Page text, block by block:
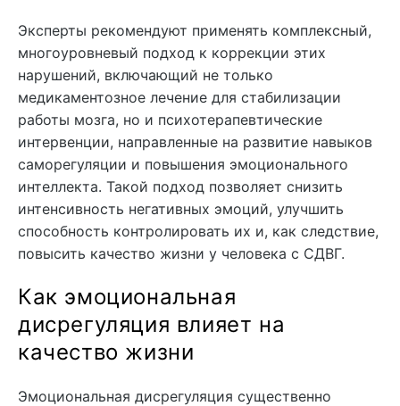
Эксперты рекомендуют применять комплексный,
многоуровневый подход к коррекции этих
нарушений, включающий не только
медикаментозное лечение для стабилизации
работы мозга, но и психотерапевтические
интервенции, направленные на развитие навыков
саморегуляции и повышения эмоционального
интеллекта. Такой подход позволяет снизить
интенсивность негативных эмоций, улучшить
способность контролировать их и, как следствие,
повысить качество жизни у человека с СДВГ.
Как эмоциональная
дисрегуляция влияет на
качество жизни
Эмоциональная дисрегуляция существенно